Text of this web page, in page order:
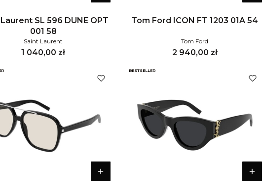
SL 596 DUNE OPT
001 58
Saint Laurent
Cena
1 040,00 zł
Tom Ford ICON FT 1203 01A 54
Tom Ford
Cena
2 940,00 zł
BESTSELLER